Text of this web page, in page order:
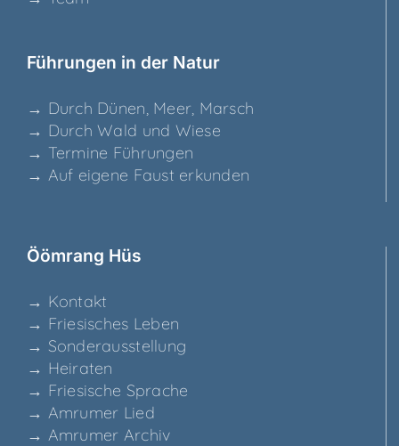
Füh­run­gen in der Natur
→ Durch Dünen, Meer, Marsch
→ Durch Wald und Wiese
→ Ter­mi­ne Führungen
→ Auf eige­ne Faust erkunden
Ööm­rang Hüs
→ Kon­takt
→ Frie­si­sches Leben
→ Son­der­aus­stel­lung
→ Hei­ra­ten
→ Frie­si­sche Sprache
→ Amru­mer Lied
→ Amru­mer Archiv